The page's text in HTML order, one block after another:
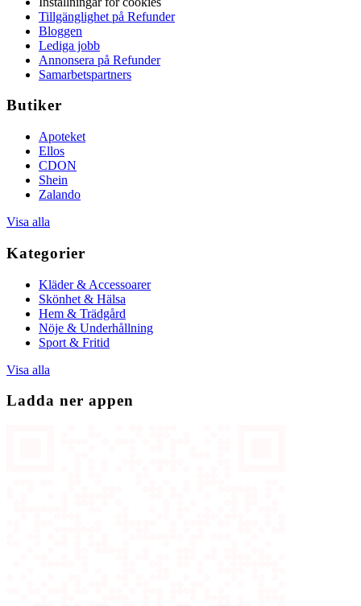
Tillgänglighet på Refunder
Bloggen
Lediga jobb
Annonsera på Refunder
Samarbetspartners
Butiker
Apoteket
Ellos
CDON
Shein
Zalando
Visa alla
Kategorier
Kläder & Accessoarer
Skönhet & Hälsa
Hem & Trädgård
Nöje & Underhållning
Sport & Fritid
Visa alla
Ladda ner appen